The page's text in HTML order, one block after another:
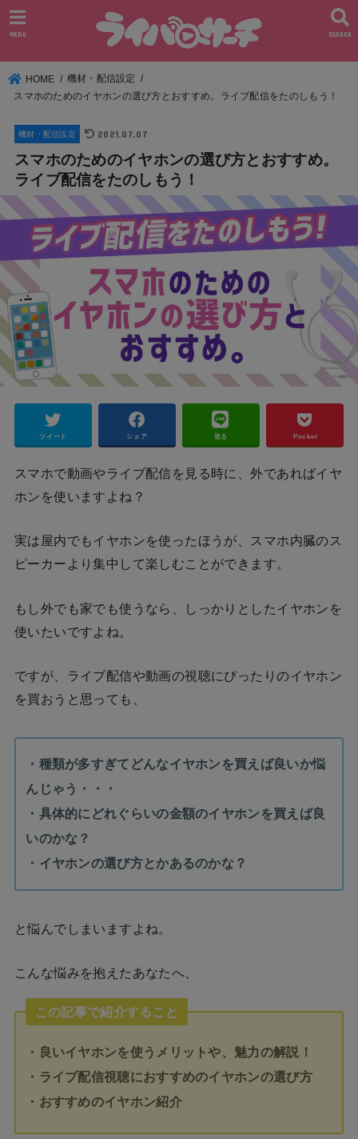
SEARCH
MENU
HOME
機材・配信設定
スマホのためのイヤホンの選び方とおすすめ。ライブ配信をたのしもう！
機材・配信設定 2021.07.07
スマホのためのイヤホンの選び方とおすすめ。
ライブ配信をたのしもう！
ツイート シェア 送る Pocket
スマホで動画やライブ配信を見る時に、外であればイヤ
ホンを使いますよね？
実は屋内でもイヤホンを使ったほうが、スマホ内臓のス
ピーカーより集中して楽しむことができます。
もし外でも家でも使うなら、しっかりとしたイヤホンを
使いたいですよね。
ですが、ライブ配信や動画の視聴にぴったりのイヤホン
を買おうと思っても、
・種類が多すぎてどんなイヤホンを買えば良いか悩
んじゃう・・・
・具体的にどれぐらいの金額のイヤホンを買えば良
いのかな？
・イヤホンの選び方とかあるのかな？
と悩んでしまいますよね。
こんな悩みを抱えたあなたへ、
この記事で紹介すること
・良いイヤホンを使うメリットや、魅力の解説！
・ライブ配信視聴におすすめのイヤホンの選び方
・おすすめのイヤホン紹介